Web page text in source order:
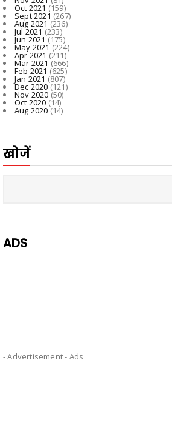
Oct 2021 (159)
Sept 2021 (267)
Aug 2021 (236)
Jul 2021 (233)
Jun 2021(175)
May 2021(224)
Apr 2021 (211)
Mar 2021 (666)
Feb 2021 (625)
Jan 2021 (807)
Dec 2020(121)
Nov 2020 (50)
Oct 2020 (14)
Aug 2020(14)
खोजें
ADS
- Advertisement - Ads